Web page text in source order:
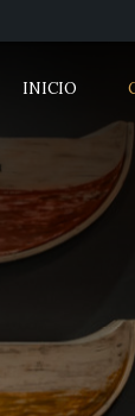
INICIO